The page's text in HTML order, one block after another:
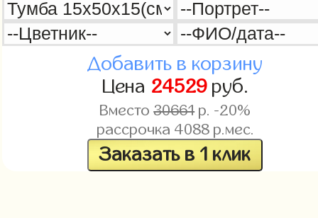
Добавить в корзину
Цена 24529руб.
Вместо30661р. -20%
рассрочка 4088р.мес.
Заказать в 1 клик